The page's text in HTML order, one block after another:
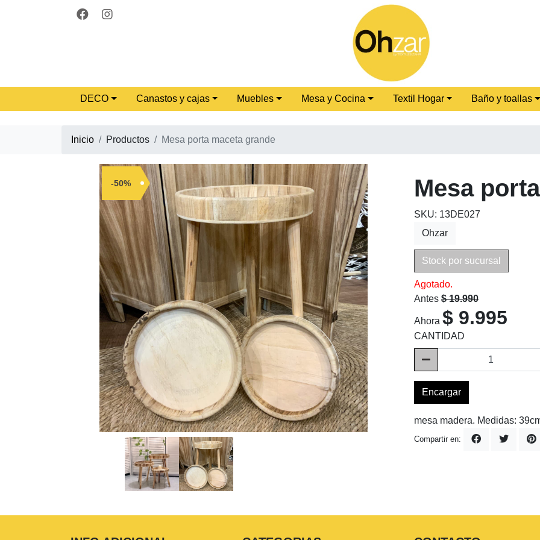
DECO Canastos y cajas Muebles Mesa y Cocina Textil Hogar Baño y toallas
Inicio Productos Mesa porta maceta grande
-50% Mesa
SKU: 13DE027
Ohzar
Stock por sucursal
Agotado.
Antes $ 19.990
Ahora $ 9.995
CANTIDAD
Encargar
mesa madera. Medidas:
Compartir en: